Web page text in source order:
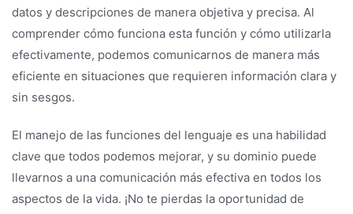
datos y descripciones de manera objetiva y precisa. Al
comprender cómo funciona esta función y cómo utilizarla
efectivamente, podemos comunicarnos de manera más
eficiente en situaciones que requieren información clara y
sin sesgos.
El manejo de las funciones del lenguaje es una habilidad
clave que todos podemos mejorar, y su dominio puede
llevarnos a una comunicación más efectiva en todos los
aspectos de la vida. ¡No te pierdas la oportunidad de